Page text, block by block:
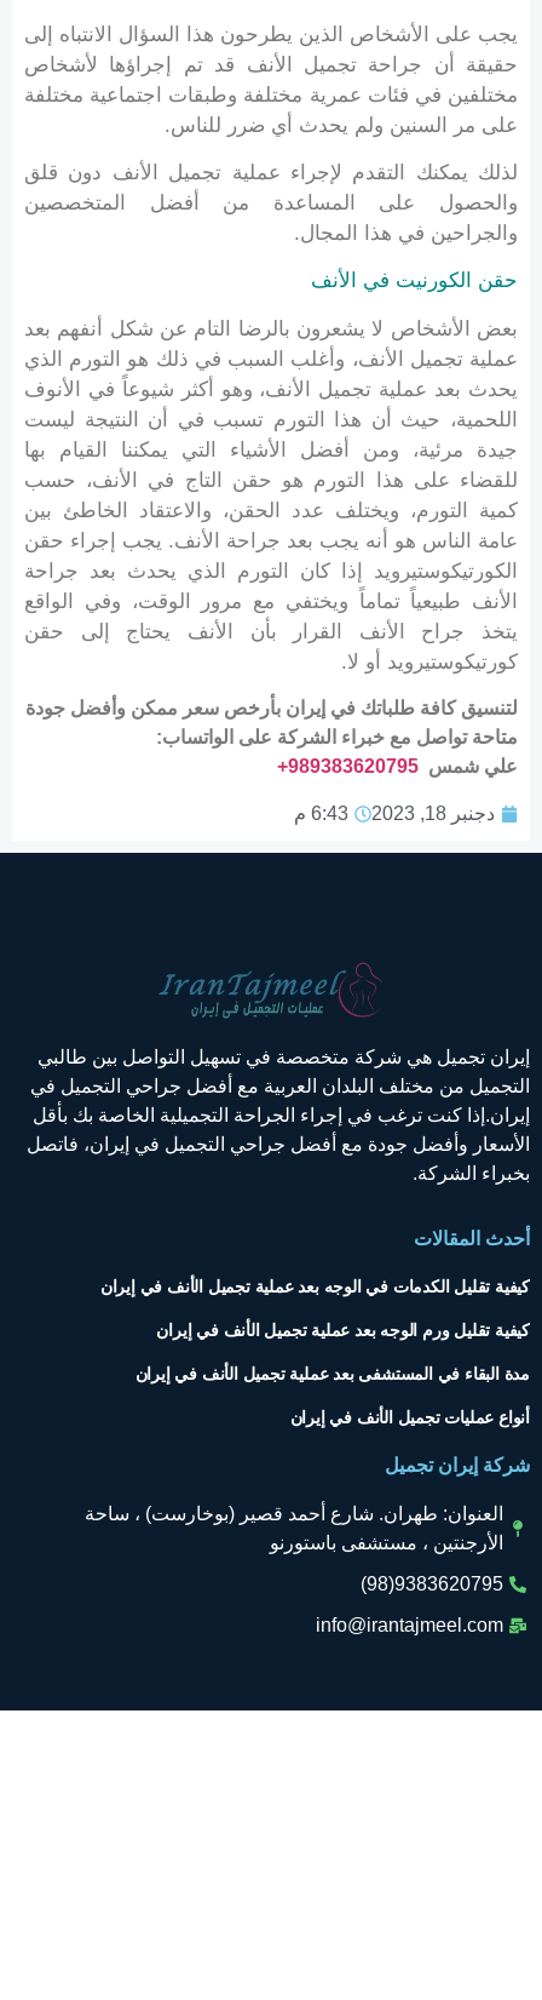
يجب على الأشخاص الذين يطرحون هذا السؤال الانتباه إلى
حقيقة أن جراحة تجميل الأنف قد تم إجراؤها لأشخاص
مختلفين في فئات عمرية مختلفة وطبقات اجتماعية مختلفة
على مر السنين ولم يحدث أي ضرر للناس.
لذلك يمكنك التقدم لإجراء عملية تجميل الأنف دون قلق
والحصول على المساعدة من أفضل المتخصصين
والجراحين في هذا المجال.
حقن الكورنيت في الأنف
بعض الأشخاص لا يشعرون بالرضا التام عن شكل أنفهم بعد
عملية تجميل الأنف، وأغلب السبب في ذلك هو التورم الذي
يحدث بعد عملية تجميل الأنف، وهو أكثر شيوعاً في الأنوف
اللحمية، حيث أن هذا التورم تسبب في أن النتيجة ليست
جيدة مرئية، ومن أفضل الأشياء التي يمكننا القيام بها
للقضاء على هذا التورم هو حقن التاج في الأنف، حسب
كمية التورم، ويختلف عدد الحقن، والاعتقاد الخاطئ بين
عامة الناس هو أنه يجب بعد جراحة الأنف. يجب إجراء حقن
الكورتيكوستيرويد إذا كان التورم الذي يحدث بعد جراحة
الأنف طبيعياً تماماً ويختفي مع مرور الوقت، وفي الواقع
يتخذ جراح الأنف القرار بأن الأنف يحتاج إلى حقن
كورتيكوستيرويد أو لا.
لتنسیق كافة طلباتك في إيران بأرخص سعر ممكن وأفضل جودة
متاحة تواصل مع خبراء الشركة على الواتساب:
علي شمس989383620795
+
دجنبر 18, 2023 6:43 م
تجميل هي شركة متخصصة في تسهيل التواصل بين طالبي
من مختلف البلدان العربية مع أفضل جراحي التجميل في
كنت ترغب في إجراء الجراحة التجميلية الخاصة بك بأقل
وأفضل جودة مع أفضل جراحي التجميل في إيران، فاتصل
الشركة.
المقالات
تقليل الكدمات في الوجه بعد عملية تجميل الأنف في إيران
تقليل ورم الوجه بعد عملية تجميل الأنف في إيران
البقاء في المستشفى بعد عملية تجميل الأنف في إيران
عمليات تجميل الأنف في إيران
إيران تجميل
العنوان: طهران. شارع أحمد قصير (بوخارست) ، ساحة
الأرجنتين ، مستشفى باستورنو
9383620795(98)
info@irantajmeel.com